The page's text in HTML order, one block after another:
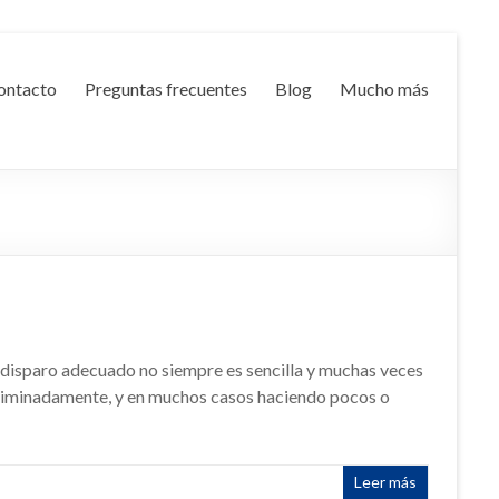
Preguntas frecuentes Blog Mucho más
adecuado no siempre es sencilla y muchas veces
y en muchos casos haciendo pocos o
Leer más